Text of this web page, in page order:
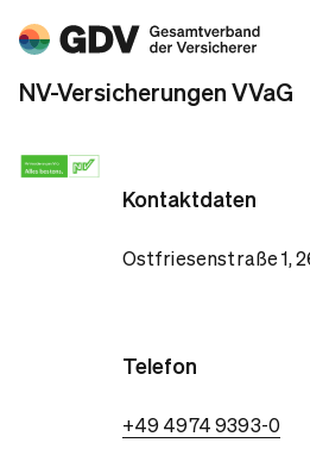
NV-Versicherungen VVaG
Kontaktdaten
Ostfriesenstraße 1,
Telefon
+49 4974 9393-0